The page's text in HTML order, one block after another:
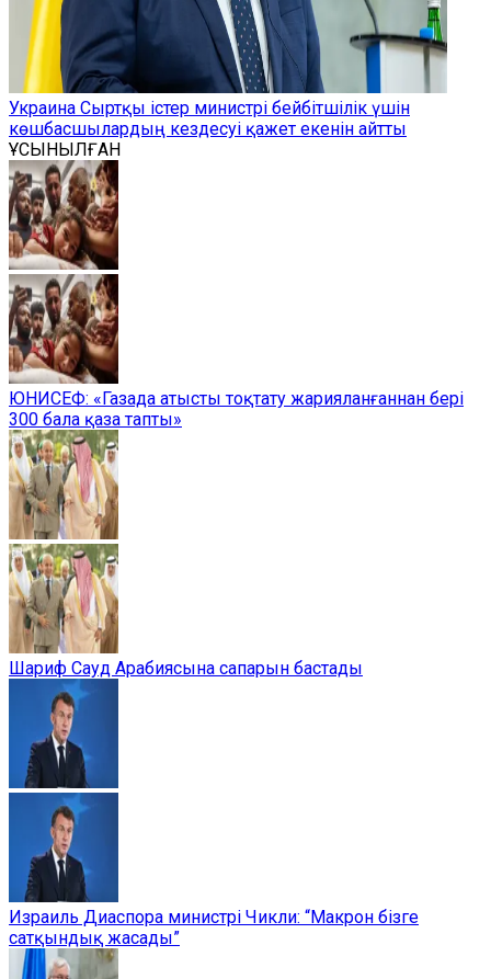
Украина Сыртқы істер министрі бейбітшілік үшін
көшбасшылардың кездесуі қажет екенін айтты
ҰСЫНЫЛҒАН
ЮНИСЕФ: «Газада атысты тоқтату жарияланғаннан бері
300 бала қаза тапты»
Шариф Сауд Арабиясына сапарын бастады
Израиль Диаспора министрі Чикли: “Макрон бізге
сатқындық жасады”